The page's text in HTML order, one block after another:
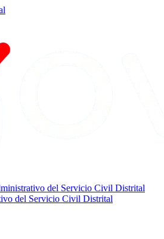
del Servicio Civil Distrital